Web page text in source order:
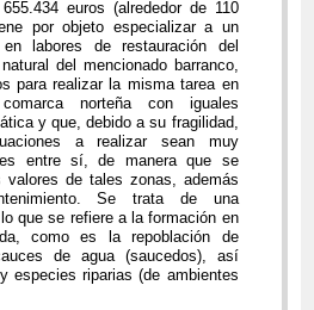
euros (alrededor de 110
por objeto especializar a un
labores de restauración del
del mencionado barranco,
para realizar la misma tarea en
norteña con iguales
y que, debido a su fragilidad,
a realizar sean muy
entre sí, de manera que se
valores de tales zonas, además
Se trata de una
que se refiere a la formación en
como es la repoblación de
de agua (saucedos), así
especies riparias (de ambientes